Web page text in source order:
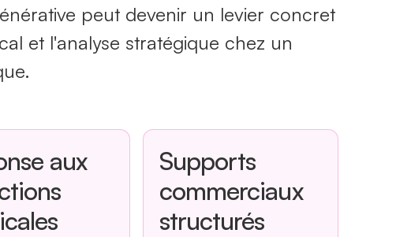
peut devenir un levier concret
et l'analyse stratégique chez un
aux
Supports
commerciaux
structurés